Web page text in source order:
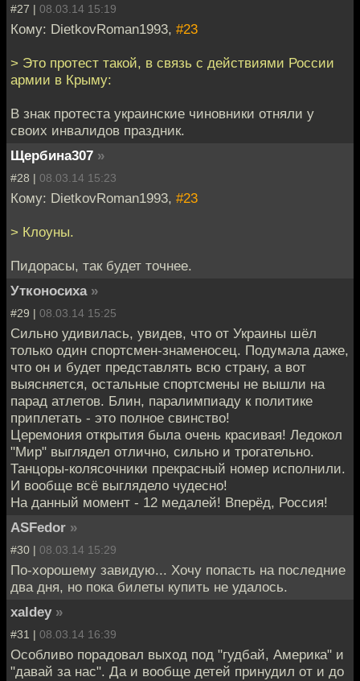
#27 | 08.03.14 15:19
Кому: DietkovRoman1993, #23
> Это протест такой, в связь с действиями России
армии в Крыму:
В знак протеста украинские чиновники отняли у
своих инвалидов праздник.
Щербина307 »
#28 | 08.03.14 15:23
Кому: DietkovRoman1993, #23
> Клоуны.
Пидорасы, так будет точнее.
Утконосиха »
#29 | 08.03.14 15:25
Сильно удивилась, увидев, что от Украины шёл
только один спортсмен-знаменосец. Подумала даже,
что он и будет представлять всю страну, а вот
выясняется, остальные спортсмены не вышли на
парад атлетов. Блин, паралимпиаду к политике
приплетать - это полное свинство!
Церемония открытия была очень красивая! Ледокол
"Мир" выглядел отлично, сильно и трогательно.
Танцоры-колясочники прекрасный номер исполнили.
И вообще всё выглядело чудесно!
На данный момент - 12 медалей! Вперёд, Россия!
ASFedor »
#30 | 08.03.14 15:29
По-хорошему завидую... Хочу попасть на последние
два дня, но пока билеты купить не удалось.
xaldey »
#31 | 08.03.14 16:39
Особливо порадовал выход под "гудбай, Америка" и
"давай за нас". Да и вообще детей принудил от и до